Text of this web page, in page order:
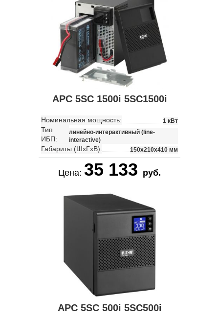
APC 5SC 1500i 5SC1500i
Номинальная мощность: 1 кВт
Тип
ИБП:
линейно-интерактивный (line-
interactive)
Габариты (ШхГхВ): 150x210x410 мм
Цена: 35 133 руб.
APC 5SC 500i 5SC500i